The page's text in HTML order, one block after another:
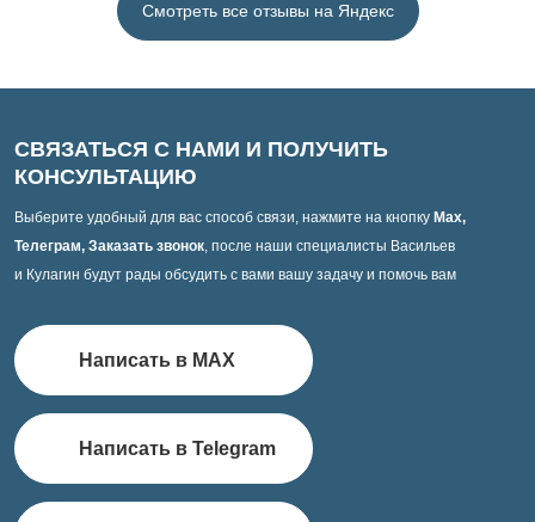
Смотреть все отзывы на Яндекс
СВЯЗАТЬСЯ С НАМИ И ПОЛУЧИТЬ
КОНСУЛЬТАЦИЮ
Выберите удобный для вас способ связи, нажмите на кнопку Max,
Телеграм, Заказать звонок, после наши специалисты Васильев
и Кулагин будут рады обсудить с вами вашу задачу и помочь вам
Написать в MAX
Написать в Telegram